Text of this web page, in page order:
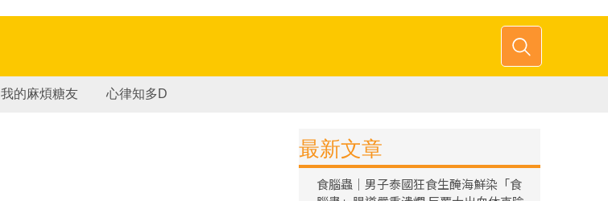
我的麻煩糖友 心律知多D
最新文章
食腦蟲｜男子泰國狂食生醃海鮮染「食